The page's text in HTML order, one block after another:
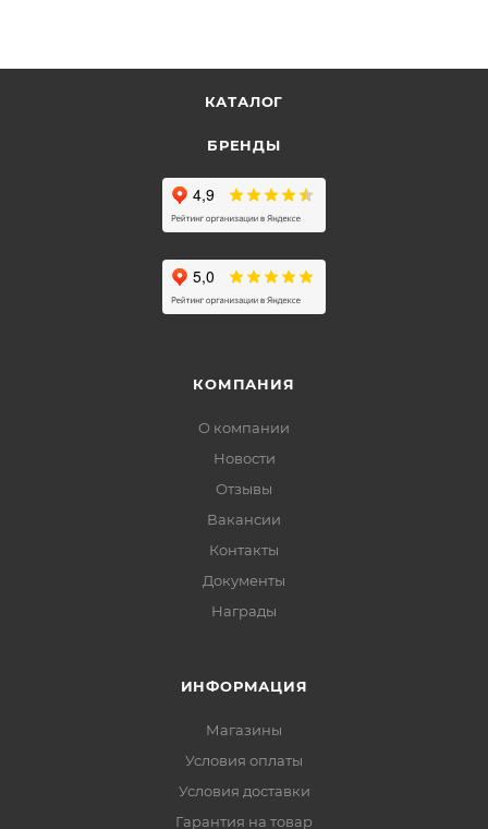
КАТАЛОГ
БРЕНДЫ
КОМПАНИЯ
О компании
Новости
Отзывы
Вакансии
Контакты
Документы
Награды
ИНФОРМАЦИЯ
Магазины
Условия оплаты
Условия доставки
Гарантия на товар